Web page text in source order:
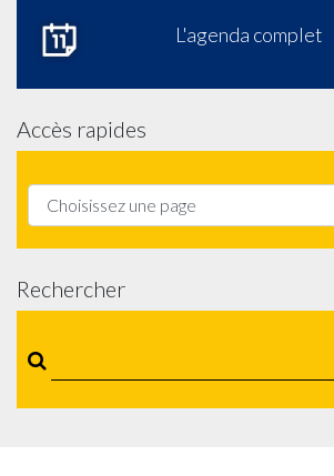
L'agenda complet
Accès rapides
Rechercher